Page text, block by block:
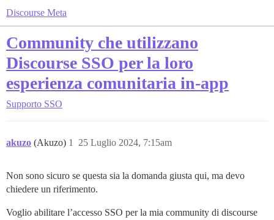
Discourse Meta
Community che utilizzano
Discourse SSO per la loro
esperienza comunitaria in-app
Supporto SSO
akuzo (Akuzo) 25 Luglio 2024, 7:15am
1
Non sono sicuro se questa sia la domanda giusta qui, ma devo
chiedere un riferimento.
Voglio abilitare l’accesso SSO per la mia community di discourse